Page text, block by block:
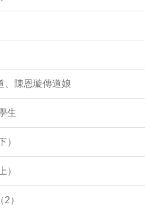
、陳恩璇傳道娘
生
）
）
）